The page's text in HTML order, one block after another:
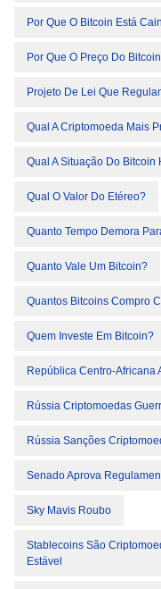
Por Que O Bitcoin Está
Por Que O Preço Do
Projeto De Lei Que
Qual A Criptomoeda Mais
Qual A Situação Do Bitcoin
Qual O Valor Do Etéreo?
Quanto Tempo Demora
Quanto Vale Um Bitcoin?
Quantos Bitcoins Compro
Quem Investe Em Bitcoin?
República Centro-Africana
Rússia Criptomoedas
Rússia Sanções
Senado Aprova
Sky Mavis Roubo
Stablecoins São
Estável